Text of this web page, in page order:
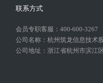
联系方式
会员专职客服：400-600-3267
公司名称：杭州筑龙信息技术
公司地址：浙江省杭州市滨江